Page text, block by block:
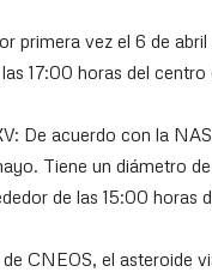
primera vez el 6 de
17:00 horas del centro
De acuerdo con la
Tiene un diámetro
de las 15:00 horas
CNEOS, el asteroide